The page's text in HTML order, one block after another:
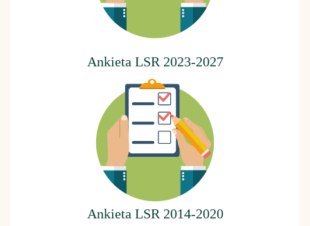
Ankieta LSR 2023-2027
Ankieta LSR 2014-2020